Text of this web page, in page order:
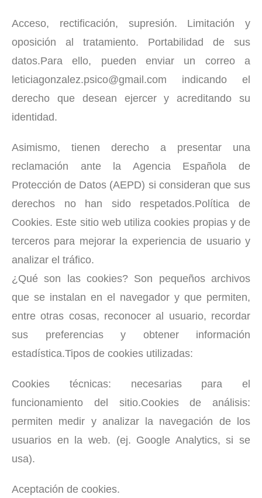
Acceso, rectificación, supresión. Limitación y
oposición al tratamiento. Portabilidad de sus
datos.Para ello, pueden enviar un correo a
leticiagonzalez.psico@gmail.com indicando el
derecho que desean ejercer y acreditando su
identidad.
Asimismo, tienen derecho a presentar una
reclamación ante la Agencia Española de
Protección de Datos (AEPD) si consideran que sus
derechos no han sido respetados.Política de
Cookies. Este sitio web utiliza cookies propias y de
terceros para mejorar la experiencia de usuario y
analizar el tráfico.
¿Qué son las cookies? Son pequeños archivos
que se instalan en el navegador y que permiten,
entre otras cosas, reconocer al usuario, recordar
sus preferencias y obtener información
estadística.Tipos de cookies utilizadas:
Cookies técnicas: necesarias para el
funcionamiento del sitio.Cookies de análisis:
permiten medir y analizar la navegación de los
usuarios en la web. (ej. Google Analytics, si se
usa).
Aceptación de cookies.